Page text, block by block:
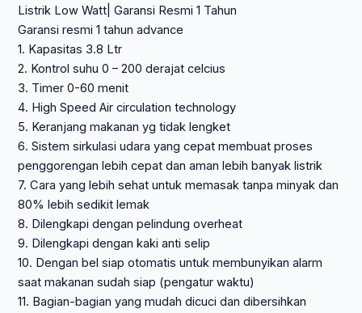
Listrik Low Watt| Garansi Resmi 1 Tahun
Garansi resmi 1 tahun advance
1. Kapasitas 3.8 Ltr
2. Kontrol suhu 0 – 200 derajat celcius
3. Timer 0-60 menit
4. High Speed Air circulation technology
5. Keranjang makanan yg tidak lengket
6. Sistem sirkulasi udara yang cepat membuat proses
penggorengan lebih cepat dan aman lebih banyak listrik
7. Cara yang lebih sehat untuk memasak tanpa minyak dan
80% lebih sedikit lemak
8. Dilengkapi dengan pelindung overheat
9. Dilengkapi dengan kaki anti selip
10. Dengan bel siap otomatis untuk membunyikan alarm
saat makanan sudah siap (pengatur waktu)
11. Bagian-bagian yang mudah dicuci dan dibersihkan